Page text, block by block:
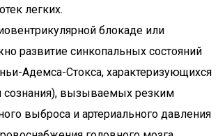
легких.
блокаде или
развитие синкопальных состояний
Адемса-Стокса, характеризующихся
сознания), вызываемых резким
выброса и артериального давления